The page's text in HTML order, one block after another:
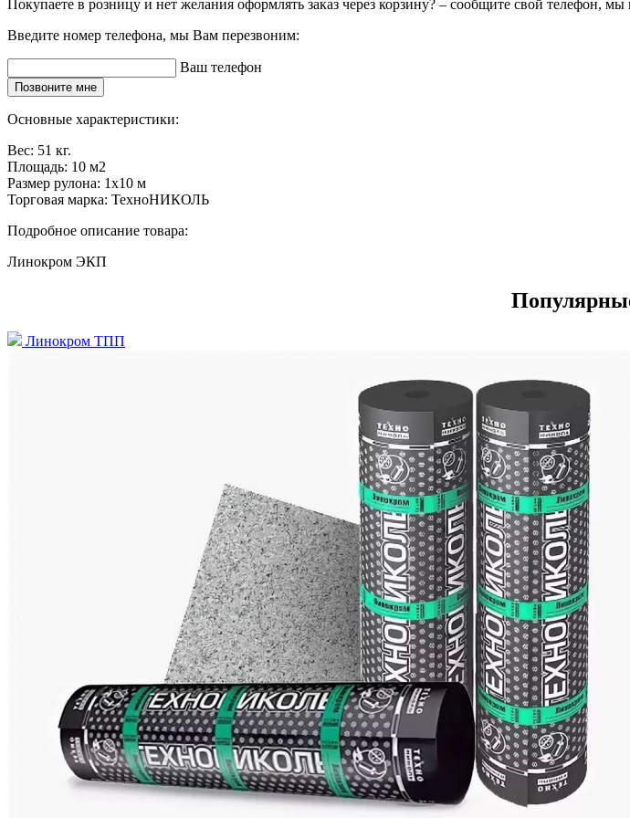
Покупаете в розницу и нет желания оформлять заказ через корзину? – сообщите свой телефон,
Введите номер телефона, мы Вам перезвоним:
Ваш телефон
Позвоните мне
Основные характеристики:
Вес: 51 кг.
Площадь: 10 м2
Размер рулона: 1x10 м
Торговая марка: ТехноНИКОЛЬ
Подробное описание товара:
Линокром ЭКП
Линокром ТПП